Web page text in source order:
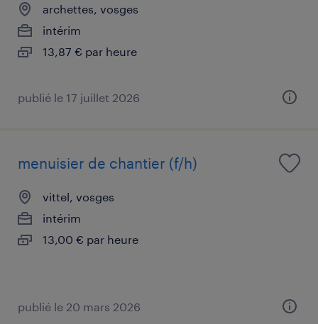
archettes, vosges
intérim
13,87 € par heure
publié le 17 juillet 2026
menuisier de chantier (f/h)
vittel, vosges
intérim
13,00 € par heure
publié le 20 mars 2026